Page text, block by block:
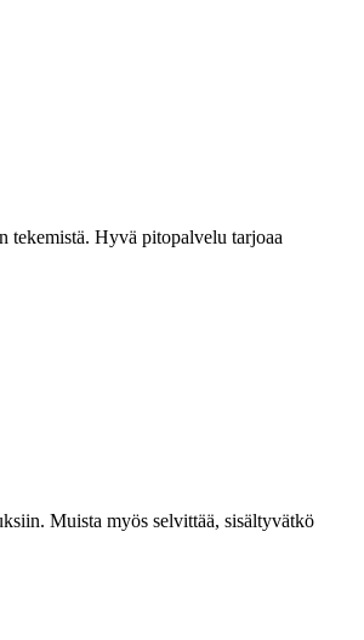
tekemistä. Hyvä pitopalvelu tarjoaa
Muista myös selvittää, sisältyvätkö